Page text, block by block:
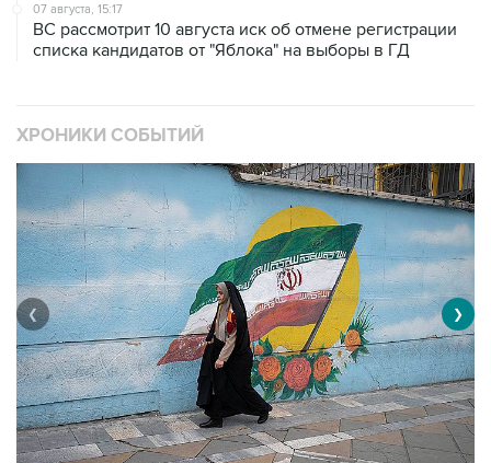
07 августа, 15:17
ВС рассмотрит 10 августа иск об отмене регистрации
списка кандидатов от "Яблока" на выборы в ГД
ХРОНИКИ СОБЫТИЙ
❮ ❯